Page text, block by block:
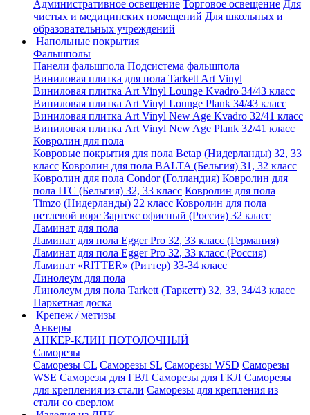
Административное освещение Торговое освещение Для
чистых и медицинских помещений Для школьных и
образовательных учреждений
Напольные покрытия
Фальшполы
Панели фальшпола Подсистема фальшпола
Виниловая плитка для пола Tarkett Art Vinyl
Виниловая плитка Art Vinyl Lounge Kvadro 34/43 класс
Виниловая плитка Art Vinyl Lounge Plank 34/43 класс
Виниловая плитка Art Vinyl New Age Kvadro 32/41 класс
Виниловая плитка Art Vinyl New Age Plank 32/41 класс
Ковролин для пола
Ковровые покрытия для пола Betap (Нидерланды) 32, 33
класс Ковролин для пола BALTA (Бельгия) 31, 32 класс
Ковролин для пола Condor (Голландия) Ковролин для
пола ITC (Бельгия) 32, 33 класс Ковролин для пола
Timzo (Нидерланды) 22 класс Ковролин для пола
петлевой ворс Зартекс офисный (Россия) 32 класс
Ламинат для пола
Ламинат для пола Egger Pro 32, 33 класс (Германия)
Ламинат для пола Egger Pro 32, 33 класс (Россия)
Ламинат «RITTER» (Риттер) 33-34 класс
Линолеум для пола
Линолеум для пола Tarkett (Таркетт) 32, 33, 34/43 класс
Паркетная доска
Крепеж / метизы
Анкеры
АНКЕР-КЛИН ПОТОЛОЧНЫЙ
Саморезы
Саморезы CL Саморезы SL Саморезы WSD Саморезы
WSE Саморезы для ГВЛ Саморезы для ГКЛ Саморезы
для крепления из стали Саморезы для крепления из
стали со сверлом